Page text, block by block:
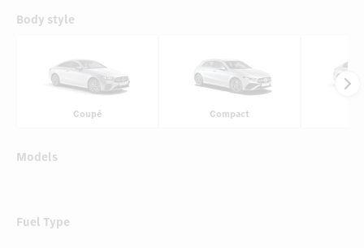
Body style
Coupé Compact
Models
Fuel Type